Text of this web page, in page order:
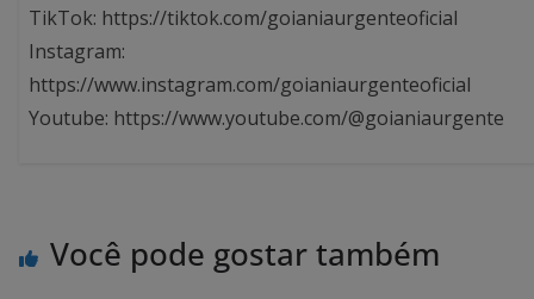
TikTok: https://tiktok.com/goianiaurgenteoficial
Instagram:
https://www.instagram.com/goianiaurgenteoficial
Youtube: https://www.youtube.com/@goianiaurgente
Você pode gostar também